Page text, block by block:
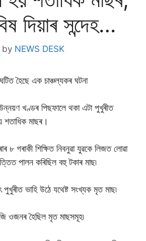
দিয়াৰ সন্দেহ…
by NEWS DESK
হৈছে এক চাঞ্চল্যকৰ ঘটনা
খণ্ডৰ পিছফালে থকা এটা পুখুৰীত
মাছৰ।
৮ গৰাকী শিক্ষিত নিবনুৱা যুৱকে লিজত লোৱা
পালন কৰিছিল বহু টকাৰ মাছ৷
পুখুৰীত ভাহি উঠে যথেষ্ট সংখ্যক মৃত মাছ৷
ওজনৰ হৈছিল মৃত মাছসমূহ৷